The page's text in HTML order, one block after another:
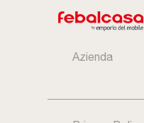
Azienda